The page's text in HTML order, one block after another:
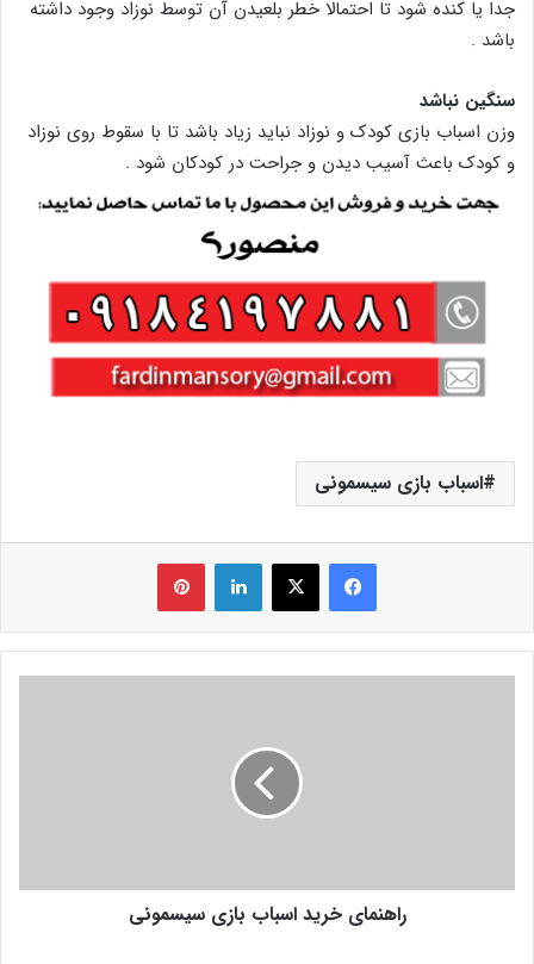
جدا یا کنده شود تا احتمالا خطر بلعیدن آن توسط نوزاد وجود داشته
باشد .
سنگین نباشد
وزن اسباب بازی کودک و نوزاد نباید زیاد باشد تا با سقوط روی نوزاد
و کودک باعث آسیب دیدن و جراحت در کودکان شود .
اسباب بازی سیسمونی
فیس بوک X لینکدین ‫پین‌ترست
راهنمای خرید اسباب بازی سیسمونی